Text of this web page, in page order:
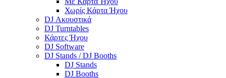
Χωρίς Κάρτα Ήχου
DJ Ακουστικά
DJ Turntables
Κάρτες Ήχου
DJ Software
DJ Stands / DJ Booths
DJ Stands
DJ Booths